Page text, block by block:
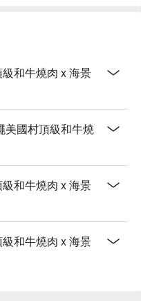
和牛燒肉 x 海景
美國村頂級和牛燒
和牛燒肉 x 海景
和牛燒肉 x 海景